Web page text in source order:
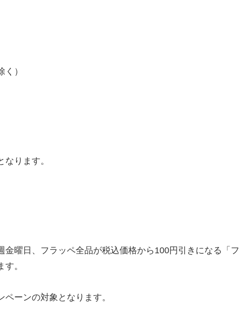
）
ります。
金曜日、フラッペ全品が税込価格から100円引きになる「フ
。
ペーンの対象となります。